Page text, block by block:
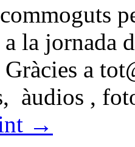
la jornada
a
àudios ,
→